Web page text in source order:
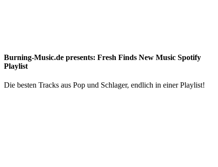
Burning-Music.de presents: Fresh Finds New Music Spotify
Playlist
Die besten Tracks aus Pop und Schlager, endlich in einer Playlist!